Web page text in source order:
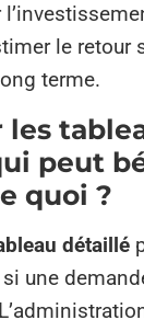
le retour
terme.
les
peut
quoi ?
détaillé
une